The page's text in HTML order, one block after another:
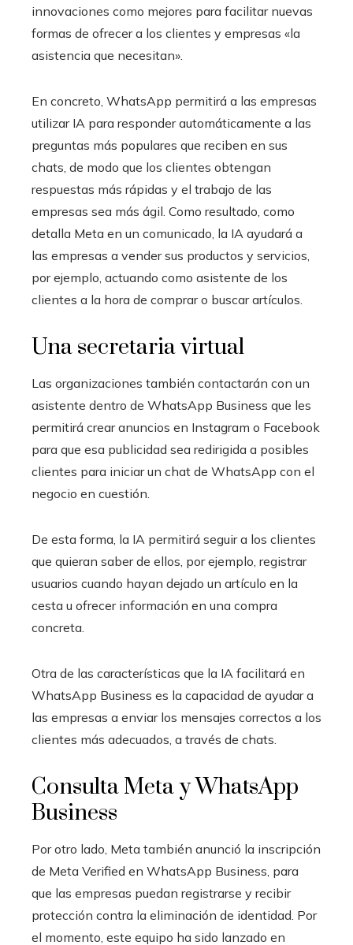
innovaciones como mejores para facilitar nuevas
formas de ofrecer a los clientes y empresas «la
asistencia que necesitan».
En concreto, WhatsApp permitirá a las empresas
utilizar IA para responder automáticamente a las
preguntas más populares que reciben en sus
chats, de modo que los clientes obtengan
respuestas más rápidas y el trabajo de las
empresas sea más ágil. Como resultado, como
detalla Meta en un comunicado, la IA ayudará a
las empresas a vender sus productos y servicios,
por ejemplo, actuando como asistente de los
clientes a la hora de comprar o buscar artículos.
Una secretaria virtual
Las organizaciones también contactarán con un
asistente dentro de WhatsApp Business que les
permitirá crear anuncios en Instagram o Facebook
para que esa publicidad sea redirigida a posibles
clientes para iniciar un chat de WhatsApp con el
negocio en cuestión.
De esta forma, la IA permitirá seguir a los clientes
que quieran saber de ellos, por ejemplo, registrar
usuarios cuando hayan dejado un artículo en la
cesta u ofrecer información en una compra
concreta.
Otra de las características que la IA facilitará en
WhatsApp Business es la capacidad de ayudar a
las empresas a enviar los mensajes correctos a los
clientes más adecuados, a través de chats.
Consulta Meta y WhatsApp
Business
Por otro lado, Meta también anunció la inscripción
de Meta Verified en WhatsApp Business, para
que las empresas puedan registrarse y recibir
protección contra la eliminación de identidad. Por
el momento, este equipo ha sido lanzado en